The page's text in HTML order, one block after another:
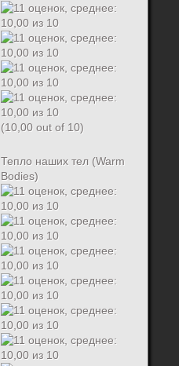
(10,00 out of 10)
Тепло наших тел (Warm
Bodies)